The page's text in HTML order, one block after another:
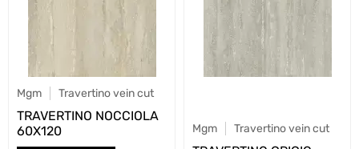
Mgm Travertino vein cut
TRAVERTINO NOCCIOLA
60X120
Mgm Travertino vein cut